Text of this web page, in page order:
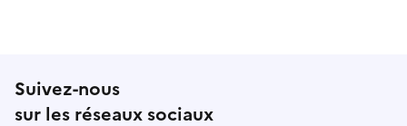
Suivez-nous
sur les réseaux sociaux